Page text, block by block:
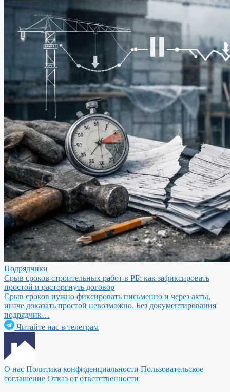
Подрядчики
Срыв сроков строительных работ в РБ: как зафиксировать
простой и расторгнуть договор
Срыв сроков нужно фиксировать письменно и через акты,
иначе доказать простой невозможно. Без документирования
подрядчик…
Читайте нас в телеграм
О нас Политика конфиденциальности Пользовательское
соглашение Отказ от ответственности